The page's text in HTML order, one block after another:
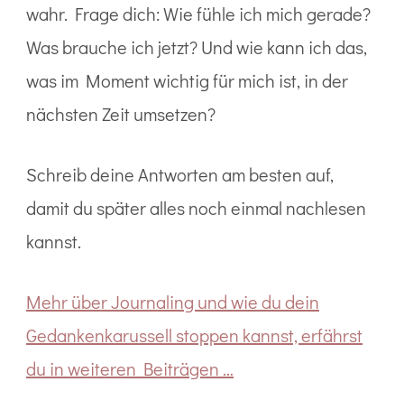
wahr. Frage dich: Wie fühle ich mich gerade?
Was brauche ich jetzt? Und wie kann ich das,
was im Moment wichtig für mich ist, in der
nächsten Zeit umsetzen?
Schreib deine Antworten am besten auf,
damit du später alles noch einmal nachlesen
kannst.
Mehr über Journaling und wie du dein
Gedankenkarussell stoppen kannst, erfährst
du in weiteren Beiträgen …